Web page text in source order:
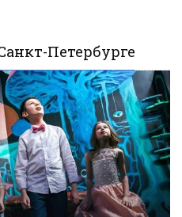
Петербурге